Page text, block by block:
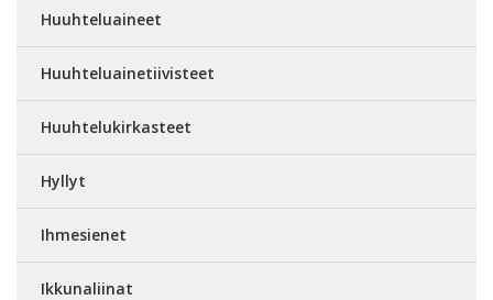
Huuhteluaineet
Huuhteluainetiivisteet
Huuhtelukirkasteet
Hyllyt
Ihmesienet
Ikkunaliinat